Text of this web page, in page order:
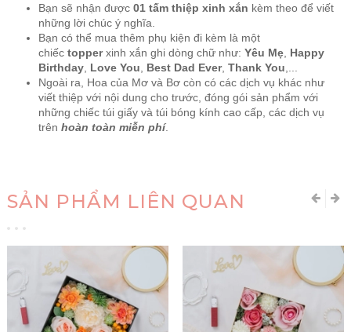
Bạn sẽ nhận được 01 tấm thiệp xinh xắn kèm theo để viết
những lời chúc ý nghĩa.
Bạn có thể mua thêm phụ kiện đi kèm là một
chiếc topperxinh xắn ghi dòng chữ như: Yêu Mẹ Happy
Birthday Love You Best Dad Ever, Thank You
Ngoài ra, Hoa của Mơ và Bơ còn có các dịch vụ khác như
viết thiệp với nội dung cho trước, đóng gói sản phẩm với
những chiếc túi giấy và túi bóng kính cao cấp, các dịch vụ
trên hoàn toàn miễn phí.
SẢN PHẨM LIÊN QUAN